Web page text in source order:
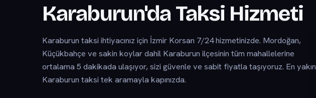
Karaburun'da Taksi Hizmeti
Karaburun taksi ihtiyacınız için İzmir Korsan 7/24 hizmetinizde. Mordoğan,
Küçükbahçe ve sakin koylar dahil Karaburun ilçesinin tüm mahallelerine
ortalama 5 dakikada ulaşıyor, sizi güvenle ve sabit fiyatla taşıyoruz. En yakın
Karaburun taksi tek aramayla kapınızda.